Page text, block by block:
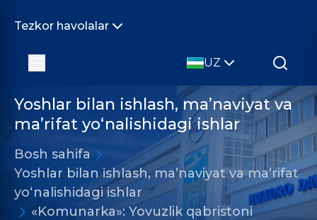
Tezkor havolalar
UZ
Yoshlar bilan ishlash, ma’naviyat va
ma’rifat yo‘nalishidagi ishlar
Bosh sahifa
Yoshlar bilan ishlash, ma’naviyat va ma’rifat
yo‘nalishidagi ishlar
«Komunarka»: Yovuzlik qabristoni